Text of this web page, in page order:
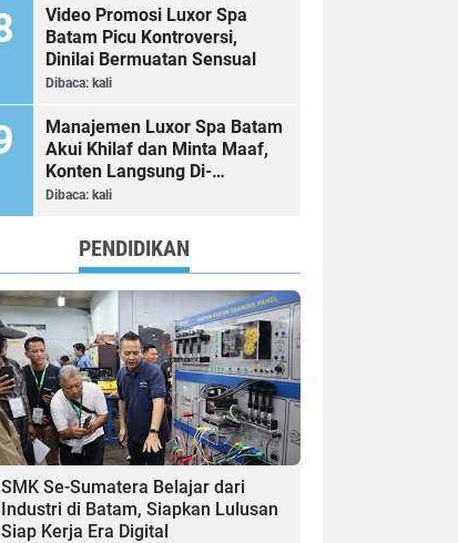
Video Promosi Luxor Spa
Batam Picu Kontroversi,
Dinilai Bermuatan Sensual
Dibaca: kali
Manajemen Luxor Spa Batam
Akui Khilaf dan Minta Maaf,
Konten Langsung Di-
Takedown
Dibaca: kali
PENDIDIKAN
SMK Se-Sumatera Belajar dari
Industri di Batam, Siapkan Lulusan
Siap Kerja Era Digital